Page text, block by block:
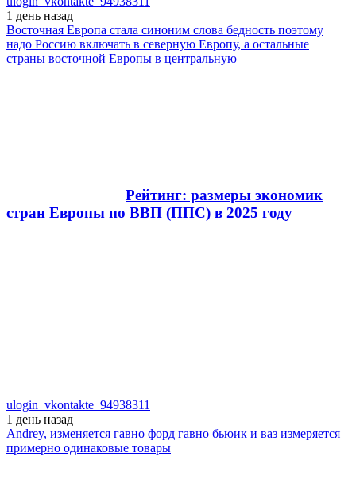
1 день назад
Восточная Европа стала синоним слова бедность поэтому
надо Россию включать в северную Европу, а остальные
страны восточной Европы в центральную
Рейтинг: размеры экономик
стран Европы по ВВП (ППС) в 2025 году
ulogin_vkontakte_94938311
1 день назад
Andrey, изменяется гавно форд гавно бьюик и ваз измеряется
примерно одинаковые товары